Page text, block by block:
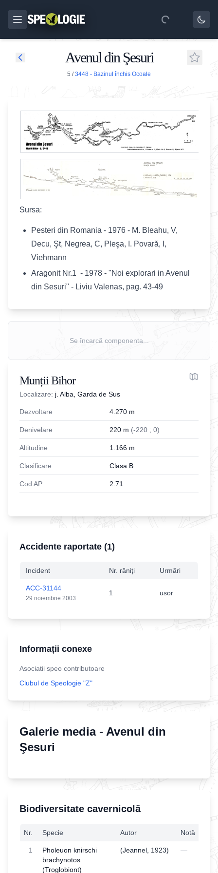
Avenul din Şesuri
5 /3448 - Bazinul închis Ocoale
Sursa:
Pesteri din Romania - 1976 - M. Bleahu, V,
Decu, Şt, Negrea, C, Pleşa, I. Povară, I,
Viehmann
Aragonit Nr.1 - 1978 - "Noi explorari in Avenul
din Sesuri" - Liviu Valenas, pag. 43-49
Se încarcă componenta...
Munții Bihor
Localizare: j. Alba, Garda de Sus
Dezvoltare 4.270 m
Denivelare 220 m (-220 ; 0)
Altitudine 1.166 m
Clasificare Clasa B
Cod AP 2.71
Accidente raportate (1)
Incident Nr. răniți Urmări
ACC-31144
29 noiembrie 2003
1 usor
Informații conexe
Asociatii speo contributoare
Clubul de Speologie "Z"
Galerie media - Avenul din
Şesuri
Biodiversitate cavernicolă
Nr. Specie Autor Notă
1
Pholeuon knirschi
brachynotos
(Troglobiont)
(Jeannel, 1923) —